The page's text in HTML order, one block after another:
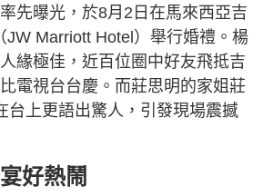
先曝光，於8月2日在馬來西亞吉
JW Marriott Hotel）舉行婚禮。楊
緣極佳，近百位圈中好友飛抵吉
電視台台慶。而莊思明的家姐莊
台上更語出驚人，引發現場震撼
好熱鬧